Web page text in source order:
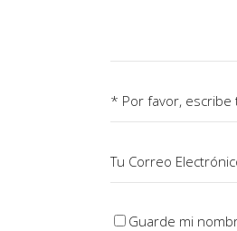
Guarde mi